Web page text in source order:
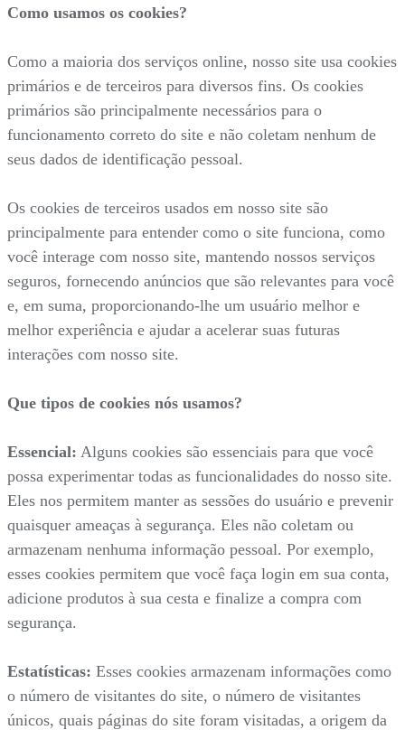
Como usamos os cookies?
Como a maioria dos serviços online, nosso site usa cookies
primários e de terceiros para diversos fins. Os cookies
primários são principalmente necessários para o
funcionamento correto do site e não coletam nenhum de
seus dados de identificação pessoal.
Os cookies de terceiros usados em nosso site são
principalmente para entender como o site funciona, como
você interage com nosso site, mantendo nossos serviços
seguros, fornecendo anúncios que são relevantes para você
e, em suma, proporcionando-lhe um usuário melhor e
melhor experiência e ajudar a acelerar suas futuras
interações com nosso site.
Que tipos de cookies nós usamos?
Essencial: Alguns cookies são essenciais para que você
possa experimentar todas as funcionalidades do nosso site.
Eles nos permitem manter as sessões do usuário e prevenir
quaisquer ameaças à segurança. Eles não coletam ou
armazenam nenhuma informação pessoal. Por exemplo,
esses cookies permitem que você faça login em sua conta,
adicione produtos à sua cesta e finalize a compra com
segurança.
Estatísticas: Esses cookies armazenam informações como
o número de visitantes do site, o número de visitantes
únicos, quais páginas do site foram visitadas, a origem da